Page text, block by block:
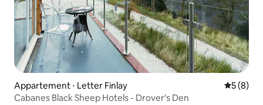
Appartement ⋅ Letter Finlay
5 (8)
Cabanes Black Sheep Hotels - Drover's Den